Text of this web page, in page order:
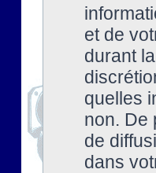
et de
durant
quelles
non. De
de
dans